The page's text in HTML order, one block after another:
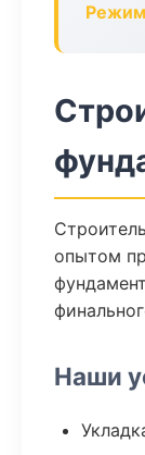
опытом
Наши